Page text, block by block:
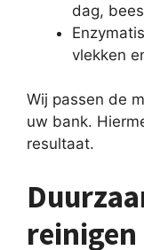
dag,
vlekken
Wij passen de
uw bank.
resultaat.